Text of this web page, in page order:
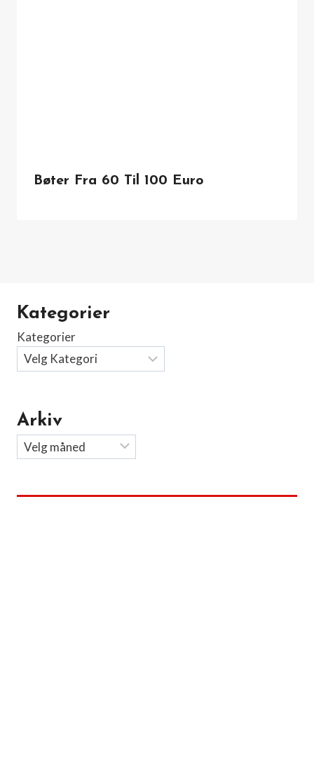
Bøter Fra 60 Til 100 Euro
Kategorier
Kategorier
Arkiv
Arkiv